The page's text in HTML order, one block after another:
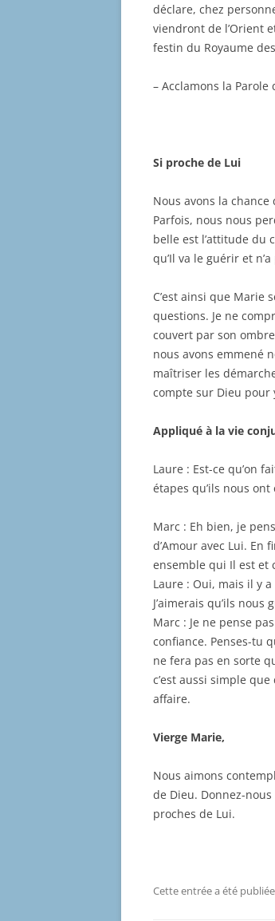
déclare, chez
viendront de l’Orient
festin du Royaume
– Acclamons la Parole
Si proche de Lui
Nous avons la
Parfois, nous nous
belle est l’attitude du
qu’Il va le guérir et
C’est ainsi que Marie
questions. Je ne
couvert par son
nous avons emmené
maîtriser les
compte sur Dieu pour
Appliqué à la vie
Laure : Est-ce qu’on
étapes qu’ils nous
Marc : Eh bien, je
d’Amour avec Lui.
ensemble qui Il est et
Laure : Oui, mais il y
J’aimerais qu’ils
Marc : Je ne pense
confiance. Penses-tu
ne fera pas en sorte
c’est aussi simple
affaire.
Vierge Marie,
Nous aimons
de Dieu. Donnez-
proches de Lui.
Cette entrée a été